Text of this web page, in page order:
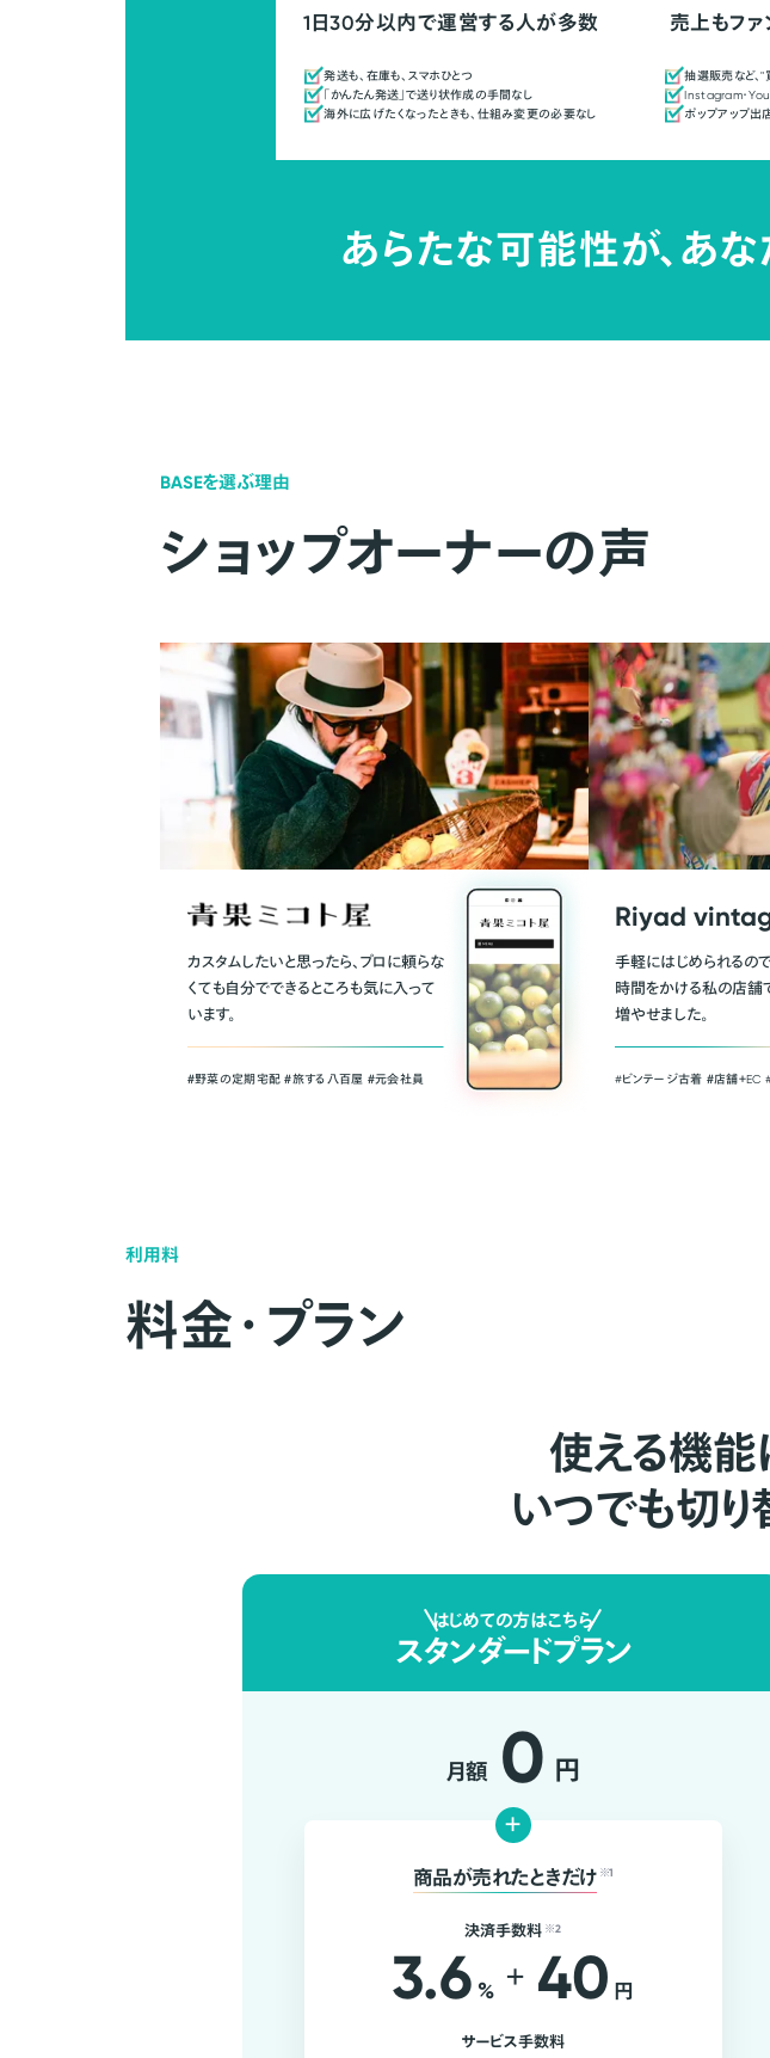
1日30分以内で運営する人が多数
発送も、在庫も、スマホひとつ
「かんたん発送」で送り状作成の手間なし
海外に広げたくなったときも、仕組み変更の必要なし
売上もフ
抽選販売など、"
Instagram・
ポップアップ出
あらたな可能性が、あな
BASEを選ぶ理由
ショップオーナーの声
カスタムしたいと思ったら、プロに頼らな
くても自分でできるところも気に入って
います。
＃野菜の定期宅配 ＃旅する八百屋 ＃元会社員
Riyad
手軽にはじめられるの
時間をかける私の店舗
増やせました。
#ビンテージ古着 ＃店舗＋EC
利用料
料金・プラン
使える機能
いつでも切り
はじめての方はこちら
スタンダードプラン
月額 0 円
+
商品が売れたときだけ ※1
決済手数料 ※2
3.6 % + 40 円
サービス手数料